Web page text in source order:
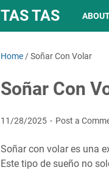
TAS TAS
Home /Soñar Con Volar
Soñar Con
11/28/2025 Post a
Soñar con volar es una
Este tipo de sueño no